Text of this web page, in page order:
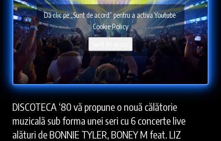
Dă clic pe „Sunt de acord” pentru a activa Youtube
Cookie Policy
DISCOTECA ‘80 vă propune o nouă călătorie
muzicală sub forma unei seri cu 6 concerte live
alături de BONNIE TYLER, BONEY M feat. LIZ